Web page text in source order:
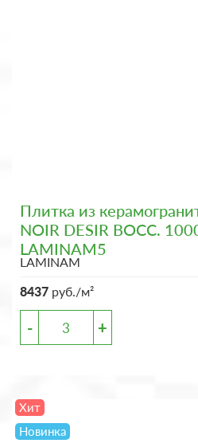
Плитка из
NOIR DESIR BOCC.
LAMINAM5
LAMINAM
8437 руб./м²
- +
Хит
Новинка